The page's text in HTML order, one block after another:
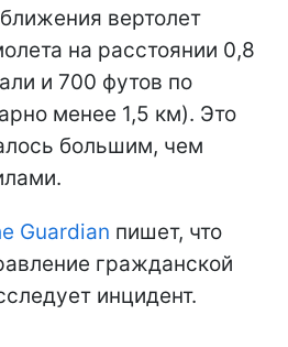
вертолет
на расстоянии 0,8
и 700 футов по
менее 1,5 км). Это
большим, чем
Guardian пишет, что
гражданской
инцидент.